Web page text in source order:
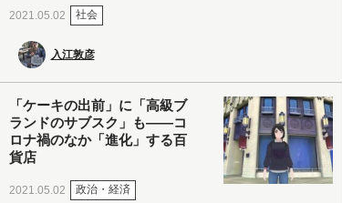
2021.05.02 社会
入江敦彦
「ケーキの出前」に「高級ブ
ランドのサブスク」も――コ
ロナ禍のなか「進化」する百
貨店
2021.05.02 政治・経済